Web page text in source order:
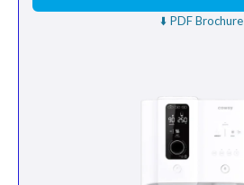
⬇️ PDF Brochure